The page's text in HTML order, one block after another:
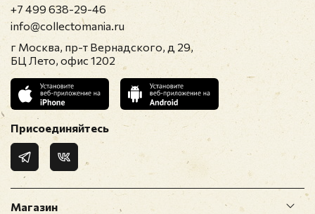
Магазин
+7 499 638-29-46
info@collectomania.ru
г Москва, пр-т Вернадского, д 29,
БЦ Лето, офис 1202
Присоединяйтесь